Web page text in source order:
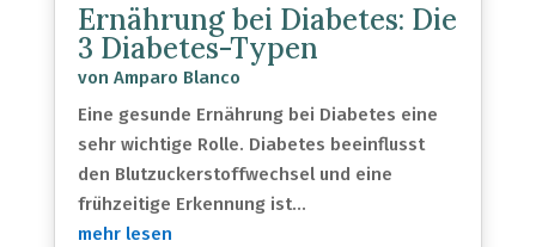
Ernährung bei Diabetes: Die
3 Diabetes-Typen
von Amparo Blanco
Eine gesunde Ernährung bei Diabetes eine
sehr wichtige Rolle. Diabetes beeinflusst
den Blutzuckerstoffwechsel und eine
frühzeitige Erkennung ist...
mehr lesen